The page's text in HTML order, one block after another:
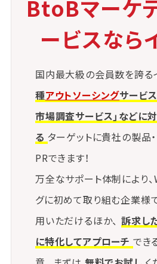
・応対の属人化が進む
になる
保できなくなることがある
・新たなツール導入にあ
運用教育が不可欠
・対応履歴や顧客データ
にも十分な配慮が必要
BtoBマーケ
ービスなら
国内最大級の会員数を誇る
種アウトソーシングサービ
市場調査サービス」などに
る ターゲットに貴社の製品
PRできます！
万全なサポート体制により
グに初めて取り組む企業様
用いただけるほか、 訴求し
に特化してアプローチ でき